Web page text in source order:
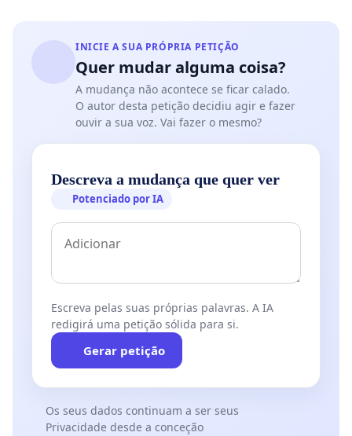
INICIE A SUA PRÓPRIA PETIÇÃO
Quer mudar alguma coisa?
A mudança não acontece se ficar calado.
O autor desta petição decidiu agir e fazer
ouvir a sua voz. Vai fazer o mesmo?
Descreva a mudança que quer ver
Potenciado por IA
Escreva pelas suas próprias palavras. A IA
redigirá uma petição sólida para si.
Gerar petição
Os seus dados continuam a ser seus
Privacidade desde a conceção